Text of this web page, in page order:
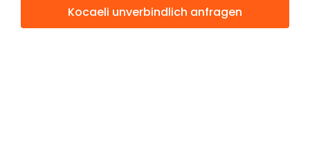
Kocaeli unverbindlich anfragen